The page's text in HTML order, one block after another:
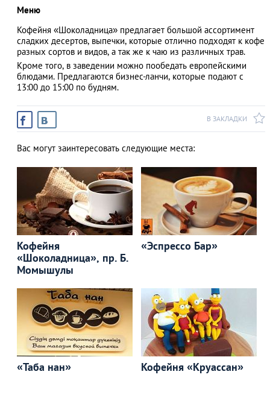
Меню
Кофейня «Шоколадница» предлагает большой ассортимент
сладких десертов, выпечки, которые отлично подходят к кофе
разных сортов и видов, а так же к чаю из различных трав.
Кроме того, в заведении можно пообедать европейскими
блюдами. Предлагаются бизнес-ланчи, которые подают с
13:00 до 15:00 по будням.
В ЗАКЛАДКИ
Вас могут заинтересовать следующие места:
Кофейня
«Шоколадница», пр. Б.
Момышулы
«Эспрессо Бар»
«Таба нан» Кофейня «Круассан»